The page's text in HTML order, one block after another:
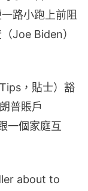
路小跑上前阻
Joe Biden）
，貼士）豁
普賬戶
一個家庭互
about to